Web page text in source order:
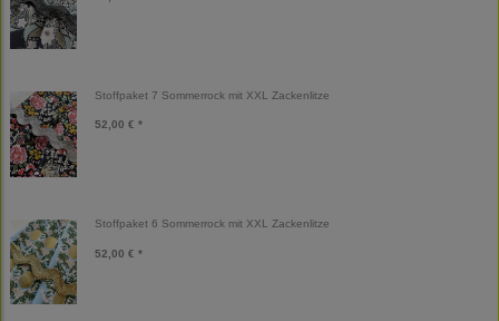
Stoffpaket 7 Sommerrock mit XXL Zackenlitze
52,00 € *
Stoffpaket 6 Sommerrock mit XXL Zackenlitze
52,00 € *